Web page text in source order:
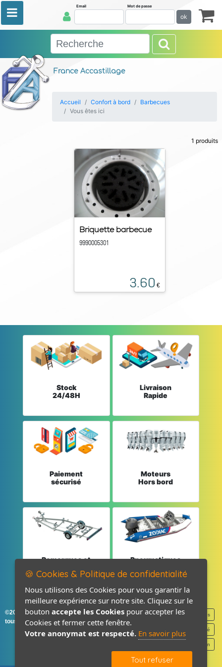
France Accastillage
Email Mot de passe
ok
Accueil Confort à bord
Barbecues
Vous êtes ici
1 produits
Briquette barbecue
9990005301
3.60 €
Stock
24/48H
Livraison
Rapide
Paiement
sécurisé
Moteurs
Hors bord
Remorques et
Pneumatiques
©2026-2027 France Accastillage
tous droits réservés
Mentions légales
Politique de confidentialité
Contact / Plan
🍪 Cookies & Politique de confidentialité
Nous utilisons des Cookies pour vous garantir la
meilleure expérience sur notre site. Cliquez sur le
bouton accepte les Cookies pour accepter les
Cookies et fermer cette fenêtre.
Votre anonymat est respecté. En savoir plus
Tout refuser